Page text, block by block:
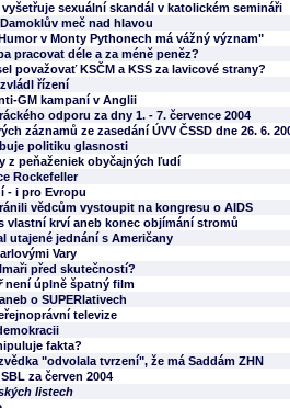
vyšetřuje sexuální skandál v katolickém semináři
meč nad hlavou
v Monty Pythonech má vážný význam"
pracovat déle a za méně peněz?
považovať KSČM a KSS za lavicové strany?
řízení
GM kampaní v Anglii
odporu za dny 1. - 7. července 2004
záznamů ze zasedání ÚVV ČSSD dne 26. 6.
politiku glasnosti
z peňaženiek obyčajných ľudí
Rockefeller
- i pro Evropu
vědcům vystoupit na kongresu o AIDS
vlastní krví aneb konec objímání stromů
utajené jednání s Američany
Vary
před skutečností?
není úplně špatný film
o SUPERlativech
televize
fakta?
"odvolala tvrzení", že má Saddám ZHN
za červen 2004
listech